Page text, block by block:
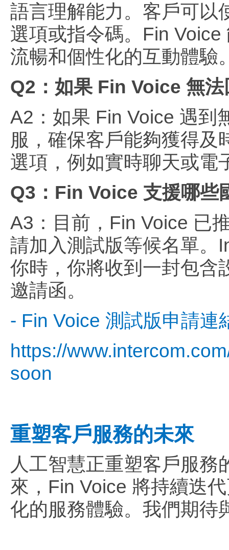
語言理解能力。客戶可以
選項或指令碼。Fin
流暢和個性化的互動體驗
Q2：如果 Fin Voice 無
A2：如果 Fin Voice 遇到
服，確保客戶能夠獲得及
選項，例如實時聊天或電
Q3：Fin Voice 支援哪些
A3：目前，Fin Voice 已
請加入測試版等候名單。
你時，你將收到一封包含
邀請函。
- Fin Voice 測試版申請連
https://
soon
重塑客戶服務的未來
人工智慧正重塑客戶服
來，Fin Voice 將持續迭
化的服務體驗。我們期待